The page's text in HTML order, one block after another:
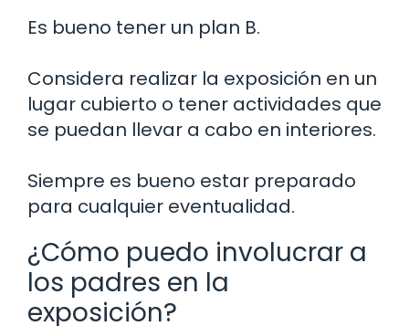
Es bueno tener un plan B.
Considera realizar la exposición en un
lugar cubierto o tener actividades que
se puedan llevar a cabo en interiores.
Siempre es bueno estar preparado
para cualquier eventualidad.
¿Cómo puedo involucrar a
los padres en la
exposición?